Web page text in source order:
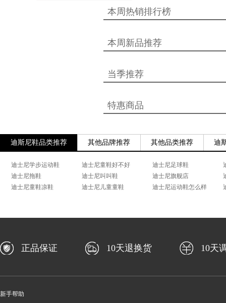
本周热销排行榜
本周新品推荐
当季推荐
特惠商品
迪斯尼鞋品类推荐 其他品牌推荐 其他品类推荐 迪
迪士尼学步运动鞋 迪士尼童鞋好不好 迪士尼足球鞋
迪士尼拖鞋
迪士尼叫叫鞋 迪士尼旗舰店
迪士尼童鞋凉鞋
迪士尼儿童童鞋 迪士尼运动鞋怎么样
正品保证 10天退换货 10天
新手帮助